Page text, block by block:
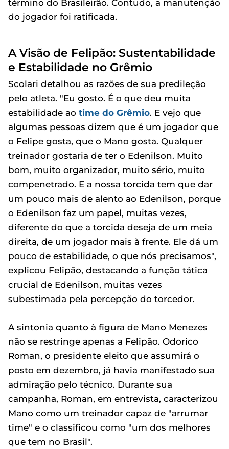
término do Brasileirão. Contudo, a manutenção
do jogador foi ratificada.
A Visão de Felipão: Sustentabilidade
e Estabilidade no Grêmio
Scolari detalhou as razões de sua predileção
pelo atleta. "Eu gosto. É o que deu muita
estabilidade ao time do Grêmio. E vejo que
algumas pessoas dizem que é um jogador que
o Felipe gosta, que o Mano gosta. Qualquer
treinador gostaria de ter o Edenilson. Muito
bom, muito organizador, muito sério, muito
compenetrado. E a nossa torcida tem que dar
um pouco mais de alento ao Edenilson, porque
o Edenilson faz um papel, muitas vezes,
diferente do que a torcida deseja de um meia
direita, de um jogador mais à frente. Ele dá um
pouco de estabilidade, o que nós precisamos",
explicou Felipão, destacando a função tática
crucial de Edenilson, muitas vezes
subestimada pela percepção do torcedor.
A sintonia quanto à figura de Mano Menezes
não se restringe apenas a Felipão. Odorico
Roman, o presidente eleito que assumirá o
posto em dezembro, já havia manifestado sua
admiração pelo técnico. Durante sua
campanha, Roman, em entrevista, caracterizou
Mano como um treinador capaz de "arrumar
time" e o classificou como "um dos melhores
que tem no Brasil".